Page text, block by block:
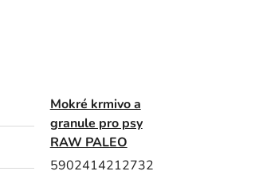
Mokré krmivo a
granule pro psy
RAW PALEO
5902414212732